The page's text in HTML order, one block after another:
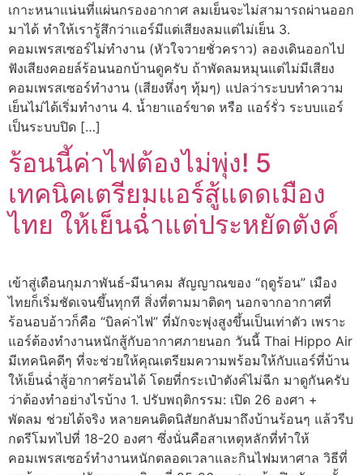
เกาะหนาแน่นที่แผ่นกรองอากาศ ลมเย็นจะไม่สามารถผ่านออก
มาได้ ทำให้เรารู้สึกว่าแอร์มีแต่เสียงลมแต่ไม่เย็น 3.
คอมเพรสเซอร์ไม่ทำงาน (หัวใจวายชั่วคราว) ลองเดินออกไป
ฟังเสียงคอยล์ร้อนนอกบ้านดูครับ ถ้าพัดลมหมุนแต่ไม่มีเสียง
คอมเพรสเซอร์ทำงาน (เสียงหึ่งๆ ทุ้มๆ) แปลว่าระบบทำความ
เย็นไม่ได้เริ่มทำงาน 4. น้ำยาแอร์ขาด หรือ แอร์รั่ว ระบบแอร์
เป็นระบบปิด […]
ร้อนนี้ค่าไฟต้องไม่พุ่ง! 5
เทคนิคเตรียมแอร์สู้แดดเมือง
ไทย ให้เย็นฉ่ำแต่ประหยัดตังค์
เข้าสู่เดือนกุมภาพันธ์-มีนาคม สัญญาณของ “ฤดูร้อน” เมือง
ไทยก็เริ่มชัดเจนขึ้นทุกที สิ่งที่ตามมาติดๆ นอกจากอากาศที่
ร้อนอบอ้าวก็คือ “บิลค่าไฟ” ที่มักจะพุ่งสูงขึ้นเป็นเท่าตัว เพราะ
แอร์ต้องทำงานหนักสู้กับอากาศภายนอก วันนี้ Thai Hippo Air
มีเทคนิคดีๆ ที่จะช่วยให้คุณเตรียมความพร้อมให้กับแอร์ที่บ้าน
ให้เย็นฉ่ำสู้อากาศร้อนได้ โดยที่กระเป๋าตังค์ไม่ฉีก มาดูกันครับ
ว่าต้องทำอย่างไรบ้าง 1. ปรับพฤติกรรม: เปิด 26 องศา +
พัดลม ช่วยได้จริง หลายคนติดนิสัยกลับมาถึงบ้านร้อนๆ แล้วรีบ
กดรีโมทไปที่ 18-20 องศา ซึ่งนั่นคือสาเหตุหลักที่ทำให้
คอมเพรสเซอร์ทำงานหนักตลอดเวลาและกินไฟมหาศาล วิธีที่